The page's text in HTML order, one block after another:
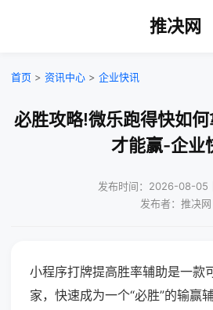
推决网
首页 > 资讯中心 > 企业快讯
必胜攻略!微乐跑得快如
才能赢-企业
发布时间：2026-08-05
发布者：推决网
小程序打牌提高胜率辅助是一款
家，快速成为一个“必胜”的输赢